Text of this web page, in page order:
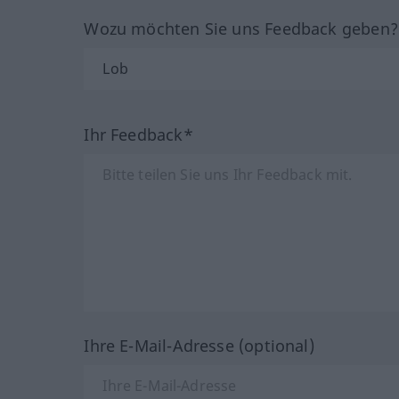
Wozu möchten Sie uns Feedback
Ihr Feedback*
Ihre E-Mail-Adresse (optional)